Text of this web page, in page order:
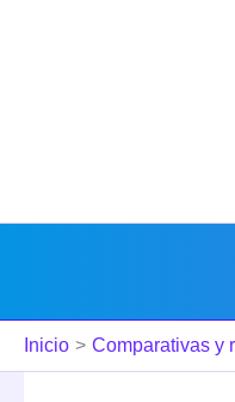
Inicio Comparativas y